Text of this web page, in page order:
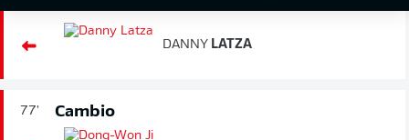
DANNY LATZA
77' Cambio